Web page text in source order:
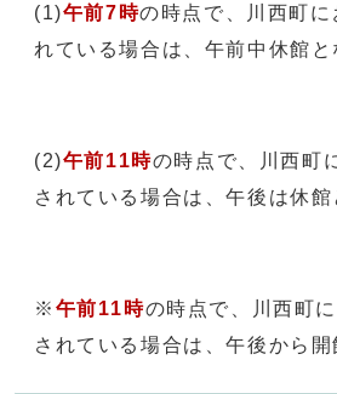
(1)午前7時の時点で、川西町に
れている場合は、午前中休館と
(2)午前11時の時点で、川西町
されている場合は、午後は休館
※ 午前11時の時点で、川西町
されている場合は、午後から開